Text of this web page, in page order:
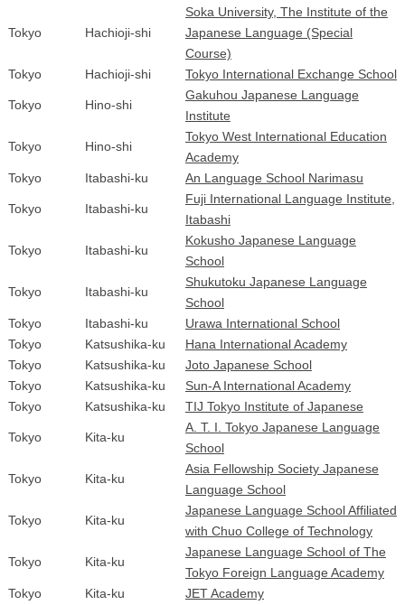
Tokyo Hachioji-shi
Soka University, The Institute of the
Japanese Language (Special
Course)
Tokyo
Hachioji-shi Tokyo International Exchange School
Tokyo Hino-shi
Gakuhou Japanese Language
Institute
Tokyo Hino-shi
Tokyo West International Education
Academy
Tokyo
Itabashi-ku An Language School Narimasu
Tokyo Itabashi-ku
Fuji International Language Institute,
Itabashi
Tokyo Itabashi-ku
Kokusho Japanese Language
School
Tokyo Itabashi-ku
Shukutoku Japanese Language
School
Tokyo
Itabashi-ku
Urawa International School
Tokyo
Katsushika-ku
Hana International Academy
Tokyo
Katsushika-ku
Joto Japanese School
Tokyo
Katsushika-ku
Sun-A International Academy
Tokyo
Katsushika-ku TIJ Tokyo Institute of Japanese
Tokyo Kita-ku
A. T. I. Tokyo Japanese Language
School
Tokyo Kita-ku
Asia Fellowship Society Japanese
Language School
Tokyo Kita-ku
Japanese Language School Affiliated
with Chuo College of Technology
Tokyo Kita-ku
Japanese Language School of The
Tokyo Foreign Language Academy
Tokyo
Kita-ku
JET Academy